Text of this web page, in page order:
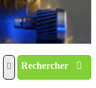
Rechercher